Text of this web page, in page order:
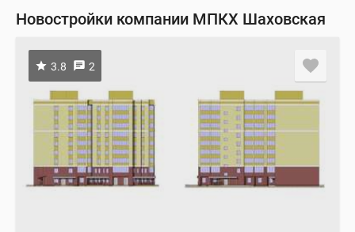
Новостройки компании МПКХ Шаховская
3.8 2